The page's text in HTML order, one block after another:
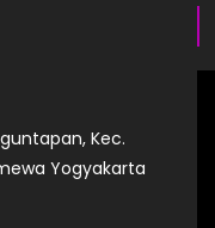
Kec.
Yogyakarta